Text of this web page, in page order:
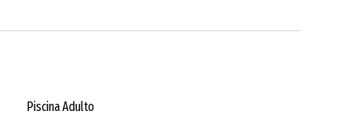
Piscina Adulto